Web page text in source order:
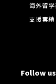
海外留学
支援実績
Follow us